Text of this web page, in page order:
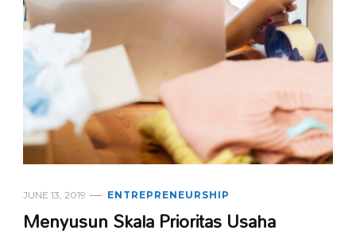
JUNE 13, 2019 ENTREPRENEURSHIP
Menyusun Skala Prioritas Usaha